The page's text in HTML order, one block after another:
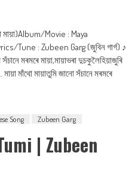
মায়া)Album/Movie : Maya
Tune : Zubeen Garg (জুবিন গাৰ্গ) ♪
মৰমৰে মায়া,মায়াভৰা দুচকুলৈহিয়াজুৰি
মাঁথো মায়াতুমি জানো সঁচানে মৰমৰে
Song Zubeen Garg
| Zubeen